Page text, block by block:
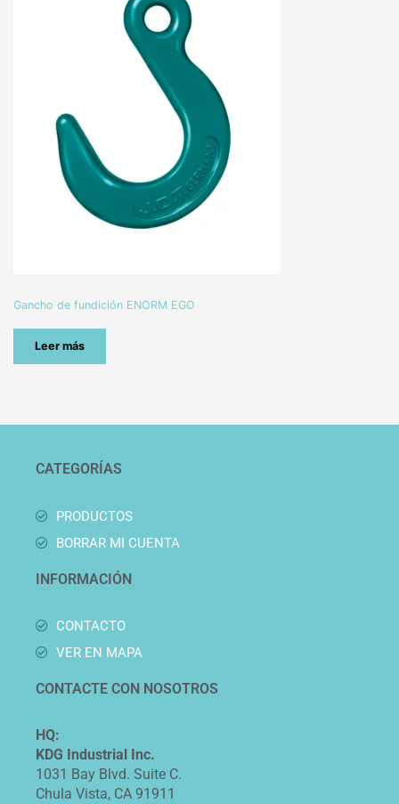
Gancho de fundición ENORM EGO
Leer más
CATEGORÍAS
PRODUCTOS
BORRAR MI CUENTA
INFORMACIÓN
CONTACTO
VER EN MAPA
CONTACTE CON NOSOTROS
HQ:
KDG Industrial Inc.
1031 Bay Blvd. Suite C.
Chula Vista, CA 91911